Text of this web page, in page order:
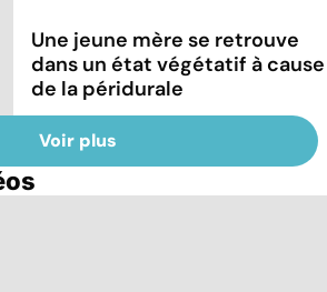
Une jeune mère se retrouve
dans un état végétatif à cause
de la péridurale
Voir plus